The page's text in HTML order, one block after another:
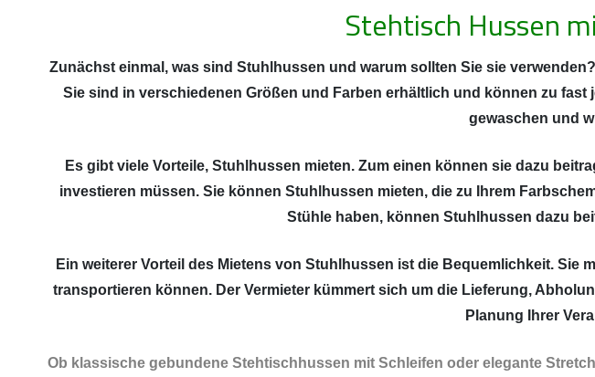
Stehtisch Hussen
Zunächst einmal, was sind Stuhlhussen und warum sollten Sie sie
Sie sind in verschiedenen Größen und Farben erhältlich und können zu
gewaschen und
Es gibt viele Vorteile, Stuhlhussen mieten. Zum einen können sie dazu
investieren müssen. Sie können Stuhlhussen mieten, die zu Ihrem
Stühle haben, können Stuhlhussen dazu
Ein weiterer Vorteil des Mietens von Stuhlhussen ist die Bequemlichkeit. Sie
transportieren können. Der Vermieter kümmert sich um die Lieferung,
Planung Ihrer
Ob klassische gebundene Stehtischhussen mit Schleifen oder elegante